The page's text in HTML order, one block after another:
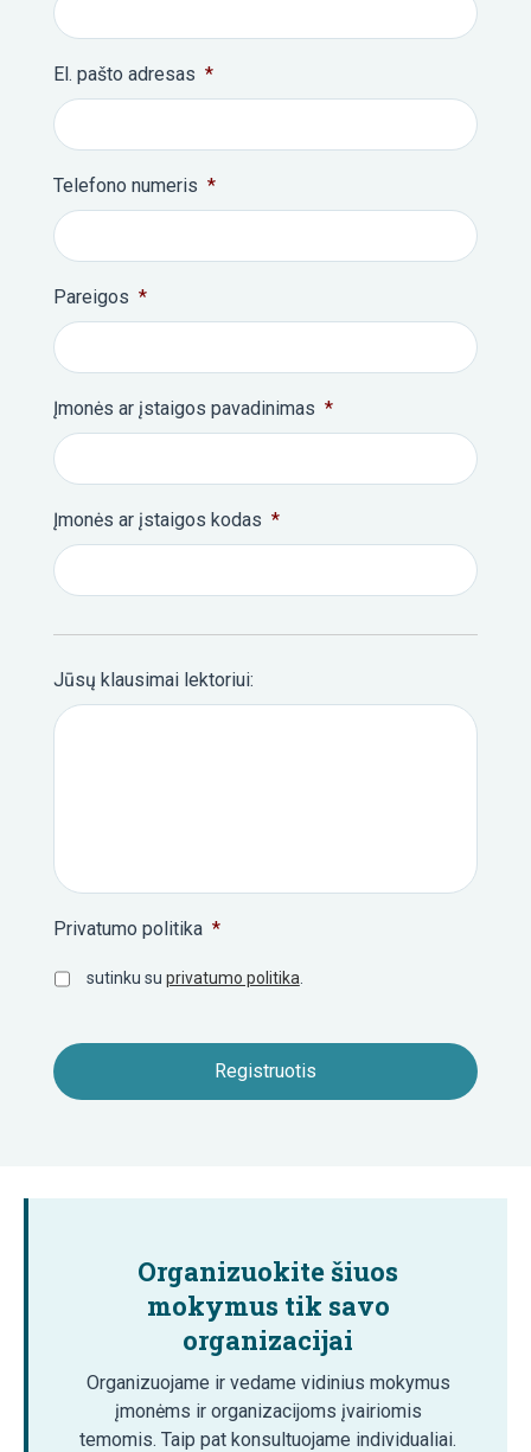
El. pašto adresas *
Telefono numeris *
Pareigos *
Įmonės ar įstaigos pavadinimas *
Įmonės ar įstaigos kodas *
Jūsų klausimai lektoriui:
Privatumo politika *
sutinku su privatumo politika
Organizuokite šiuos
mokymus tik savo
organizacijai
Organizuojame ir vedame vidinius mokymus
įmonėms ir organizacijoms įvairiomis
temomis. Taip pat konsultuojame individualiai.